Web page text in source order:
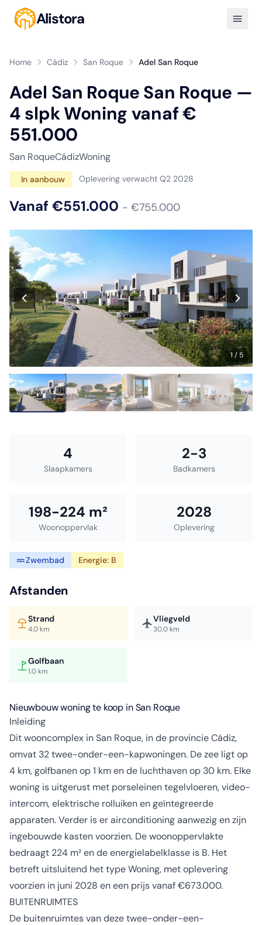
Alistora
Home Cádiz San Roque Adel San Roque
Adel San Roque San Roque —
4 slpk Woning vanaf €
551.000
San RoqueCádizWoning
In aanbouw Oplevering verwacht Q2 2028
Vanaf €551.000 - €755.000
1 / 5
4
Slaapkamers
2-3
Badkamers
198-224 m²
Woonoppervlak
2028
Oplevering
Zwembad Energie: B
Afstanden
Strand
4.0 km
Vliegveld
30.0 km
Golfbaan
1.0 km
Nieuwbouw woning te koop in San Roque
Inleiding
Dit wooncomplex in San Roque, in de provincie Cádiz,
omvat 32 twee-onder-een-kapwoningen. De zee ligt op
4 km, golfbanen op 1 km en de luchthaven op 30 km. Elke
woning is uitgerust met porseleinen tegelvloeren, video-
intercom, elektrische rolluiken en geïntegreerde
apparaten. Verder is er airconditioning aanwezig en zijn
ingebouwde kasten voorzien. De woonoppervlakte
bedraagt 224 m² en de energielabelklasse is B. Het
betreft uitsluitend het type Woning, met oplevering
voorzien in juni 2028 en een prijs vanaf €673.000.
BUITENRUIMTES
De buitenruimtes van deze twee-onder-een-